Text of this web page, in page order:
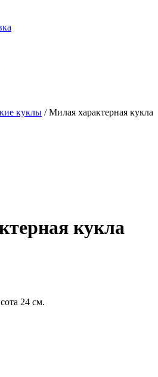
куклы / Милая характерная кукла
кукла
24 см.